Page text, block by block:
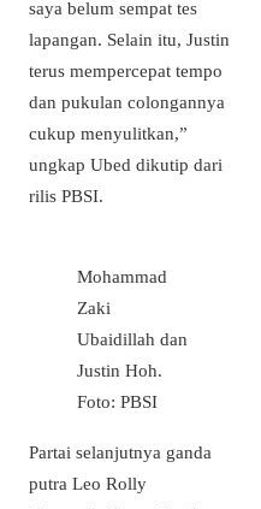
saya belum sempat tes
lapangan. Selain itu, Justin
terus mempercepat tempo
dan pukulan colongannya
cukup menyulitkan,”
ungkap Ubed dikutip dari
rilis PBSI.
Mohammad
Zaki
Ubaidillah dan
Justin Hoh.
Foto: PBSI
Partai selanjutnya ganda
putra Leo Rolly